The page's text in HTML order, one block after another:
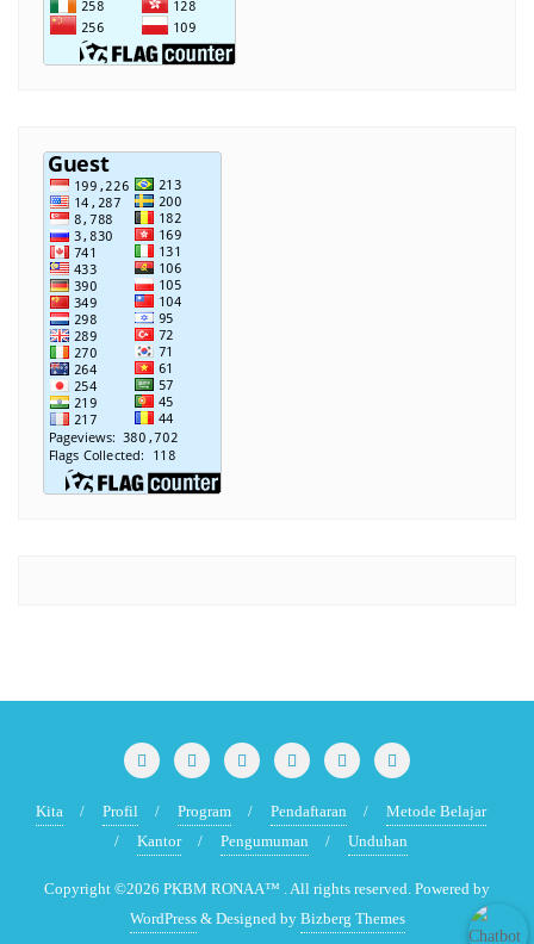
Kita Profil Program Pendaftaran
Metode Belajar
Kantor
Pengumuman Unduhan
Copyright ©2026 PKBM RONAA™ . All rights reserved. Powered by
WordPress & Designed by Bizberg Themes